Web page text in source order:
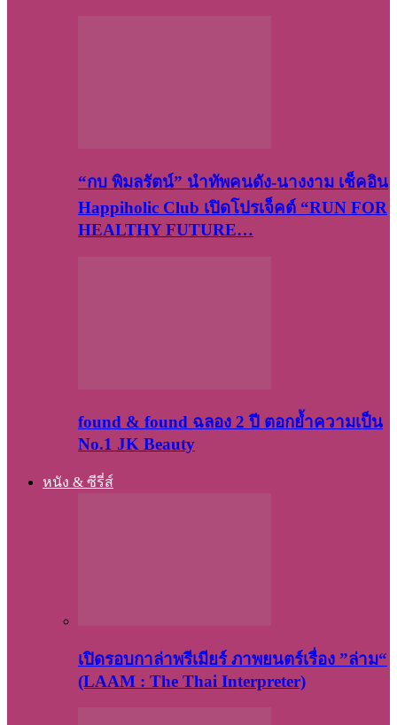
“กบ พิมลรัตน์” นำทัพคนดัง-นางงาม เช็คอิน
Happiholic Club เปิดโปรเจ็คต์ “RUN FOR
HEALTHY FUTURE…
found & found ฉลอง 2 ปี ตอกย้ำความเป็น
No.1 JK Beauty
หนัง & ซีรี่ส์
เปิดรอบกาล่าพรีเมียร์ ภาพยนตร์เรื่อง ”ล่าม“
(LAAM : The Thai Interpreter)